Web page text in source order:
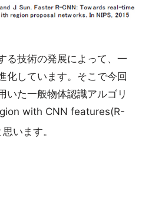
る技術の発展によって、一
化しています。そこで今回
いた一般物体認識アルゴリ
with CNN features(R-
います。